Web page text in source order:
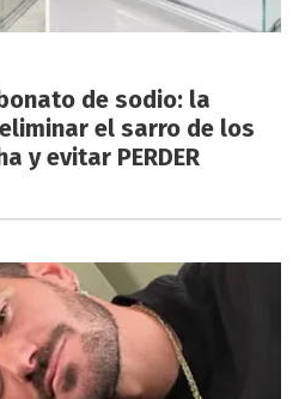
de sodio: la
eliminar el sarro de los
y evitar PERDER